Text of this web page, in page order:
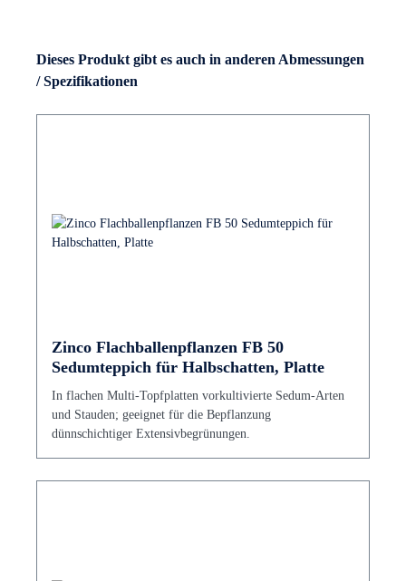
Dieses Produkt gibt es auch in anderen Abmessungen
/ Spezifikationen
Zinco Flachballenpflanzen FB 50
Sedumteppich für Halbschatten, Platte
In flachen Multi-Topfplatten vorkultivierte Sedum-Arten
und Stauden; geeignet für die Bepflanzung
dünnschichtiger Extensivbegrünungen.